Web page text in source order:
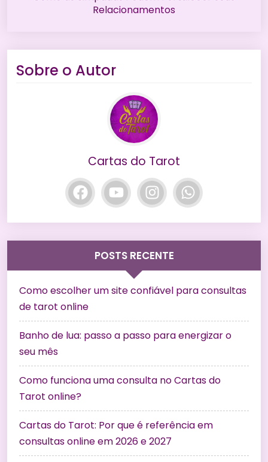
Relacionamentos
Sobre o Autor
Cartas do Tarot
POSTS RECENTE
Como escolher um site confiável para consultas
de tarot online
Banho de lua: passo a passo para energizar o
seu mês
Como funciona uma consulta no Cartas do
Tarot online?
Cartas do Tarot: Por que é referência em
consultas online em 2026 e 2027